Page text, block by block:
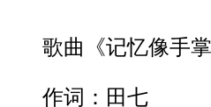
歌曲《记忆像手掌
作词：田七